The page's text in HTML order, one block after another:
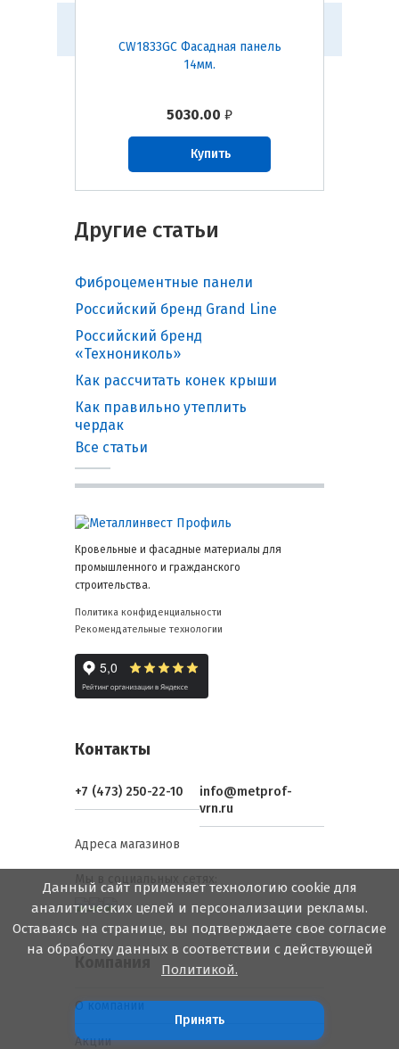
5030.00 ₽
CW1833GC Фасадная панель
14мм.
Купить
Другие статьи
Фиброцементные панели
Российский бренд Grand Line
Российский бренд
«Технониколь»
Как рассчитать конек крыши
Как правильно утеплить
чердак
Все статьи
Кровельные и фасадные материалы для
промышленного и гражданского
строительства.
Политика конфиденциальности
Рекомендательные технологии
Контакты
+7 (473) 250-22-10
info@metprof-
vrn.ru
Адреса магазинов
Мы в социальных сетях:
Компания
О компании
Акции
Данный сайт применяет технологию cookie для
аналитических целей и персонализации рекламы.
Оставаясь на странице, вы подтверждаете свое согласие
на обработку данных в соответствии с действующей
Политикой.
Принять